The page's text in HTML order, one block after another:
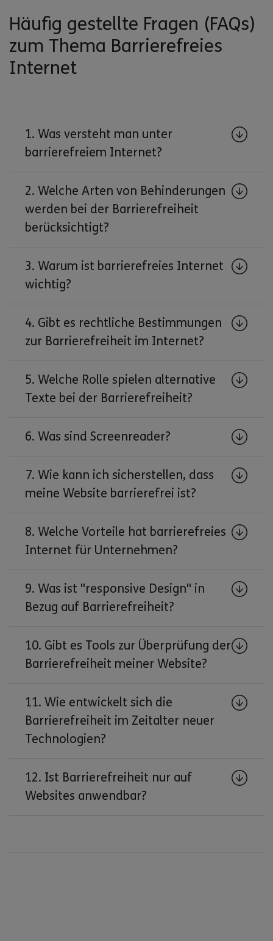
Häufig gestellte Fragen (FAQs)
zum Thema Barrierefreies
Internet
1. Was versteht man unter
barrierefreiem Internet?
2. Welche Arten von Behinderungen
werden bei der Barrierefreiheit
berücksichtigt?
3. Warum ist barrierefreies Internet
wichtig?
4. Gibt es rechtliche Bestimmungen
zur Barrierefreiheit im Internet?
5. Welche Rolle spielen alternative
Texte bei der Barrierefreiheit?
6. Was sind Screenreader?
7. Wie kann ich sicherstellen, dass
meine Website barrierefrei ist?
8. Welche Vorteile hat barrierefreies
Internet für Unternehmen?
9. Was ist "responsive Design" in
Bezug auf Barrierefreiheit?
10. Gibt es Tools zur Überprüfung der
Barrierefreiheit meiner Website?
11. Wie entwickelt sich die
Barrierefreiheit im Zeitalter neuer
Technologien?
12. Ist Barrierefreiheit nur auf
Websites anwendbar?